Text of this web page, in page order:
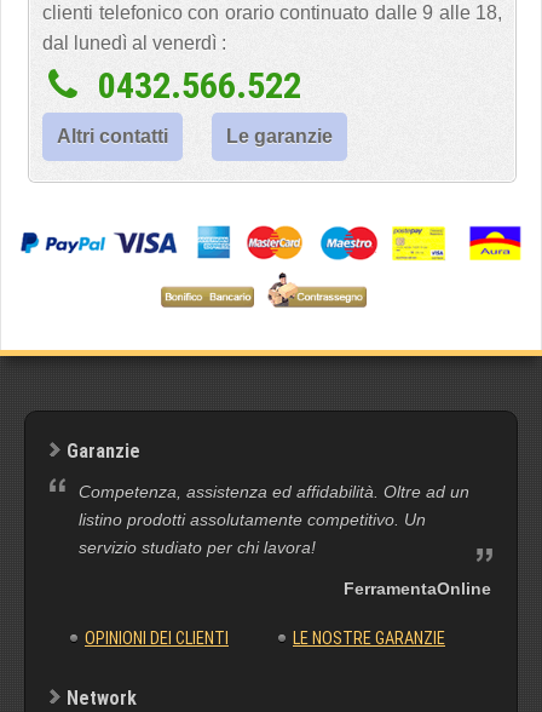
clienti telefonico con orario continuato dalle 9 alle 18,
dal lunedì al venerdì :
0432.566.522
Altri contatti Le garanzie
Garanzie
Competenza, assistenza ed affidabilità. Oltre ad un
listino prodotti assolutamente competitivo. Un
servizio studiato per chi lavora!
FerramentaOnline
OPINIONI DEI CLIENTI LE NOSTRE GARANZIE
Network